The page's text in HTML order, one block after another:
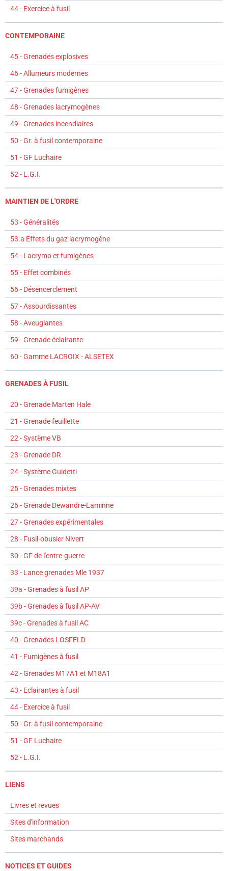
44 - Exercice à fusil
CONTEMPORAINE
45 - Grenades explosives
46 - Allumeurs modernes
47 - Grenades fumigènes
48 - Grenades lacrymogènes
49 - Grenades incendiaires
50 - Gr. à fusil contemporaine
51 - GF Luchaire
52 - L.G.I.
MAINTIEN DE L'ORDRE
53 - Généralités
53.a Effets du gaz lacrymogène
54 - Lacrymo et fumigènes
55 - Effet combinés
56 - Désencerclement
57 - Assourdissantes
58 - Aveuglantes
59 - Grenade éclairante
60 - Gamme LACROIX - ALSETEX
GRENADES À FUSIL
20 - Grenade Marten Hale
21 - Grenade feuillette
22 - Système VB
23 - Grenade DR
24 - Système Guidetti
25 - Grenades mixtes
26 - Grenade Dewandre-Laminne
27 - Grenades expérimentales
28 - Fusil-obusier Nivert
30 - GF de l'entre-guerre
33 - Lance grenades Mle 1937
39a - Grenades à fusil AP
39b - Grenades à fusil AP-AV
39c - Grenades à fusil AC
40 - Grenades LOSFELD
41 - Fumigènes à fusil
42 - Grenades M17A1 et M18A1
43 - Eclairantes à fusil
44 - Exercice à fusil
50 - Gr. à fusil contemporaine
51 - GF Luchaire
52 - L.G.I.
LIENS
Livres et revues
Sites d'information
Sites marchands
NOTICES ET GUIDES